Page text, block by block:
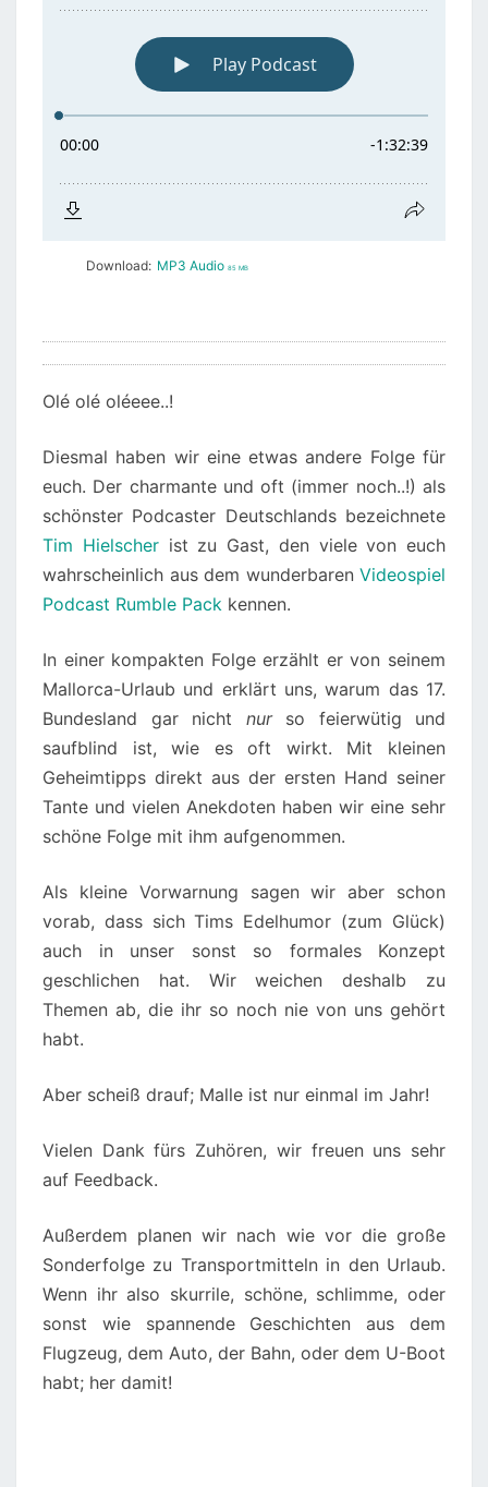
Download: MP3 Audio 85 MB
Olé olé oléeee..!
Diesmal haben wir eine etwas andere Folge für
euch. Der charmante und oft (immer noch..!) als
schönster Podcaster Deutschlands bezeichnete
Tim Hielscherist zu Gast, den viele von euch
wahrscheinlich aus dem wunderbaren Videospiel
Podcast Rumble Pack kennen.
In einer kompakten Folge erzählt er von seinem
Mallorca-Urlaub und erklärt uns, warum das 17.
Bundesland gar nicht nurso feierwütig und
saufblind ist, wie es oft wirkt. Mit kleinen
Geheimtipps direkt aus der ersten Hand seiner
Tante und vielen Anekdoten haben wir eine sehr
schöne Folge mit ihm aufgenommen.
Als kleine Vorwarnung sagen wir aber schon
vorab, dass sich Tims Edelhumor (zum Glück)
auch in unser sonst so formales Konzept
geschlichen hat. Wir weichen deshalb zu
Themen ab, die ihr so noch nie von uns gehört
habt.
Aber scheiß drauf; Malle ist nur einmal im Jahr!
Vielen Dank fürs Zuhören, wir freuen uns sehr
auf Feedback.
Außerdem planen wir nach wie vor die große
Sonderfolge zu Transportmitteln in den Urlaub.
Wenn ihr also skurrile, schöne, schlimme, oder
sonst wie spannende Geschichten aus dem
Flugzeug, dem Auto, der Bahn, oder dem U-Boot
habt; her damit!